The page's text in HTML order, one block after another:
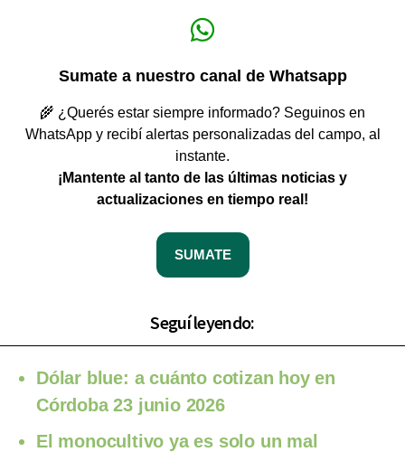
Sumate a nuestro canal de Whatsapp
🌾 ¿Querés estar siempre informado? Seguinos en
WhatsApp y recibí alertas personalizadas del campo, al
instante.
¡Mantente al tanto de las últimas noticias y
actualizaciones en tiempo real!
SUMATE
Seguí leyendo:
Dólar blue: a cuánto cotizan hoy en
Córdoba 23 junio 2026
El monocultivo ya es solo un mal